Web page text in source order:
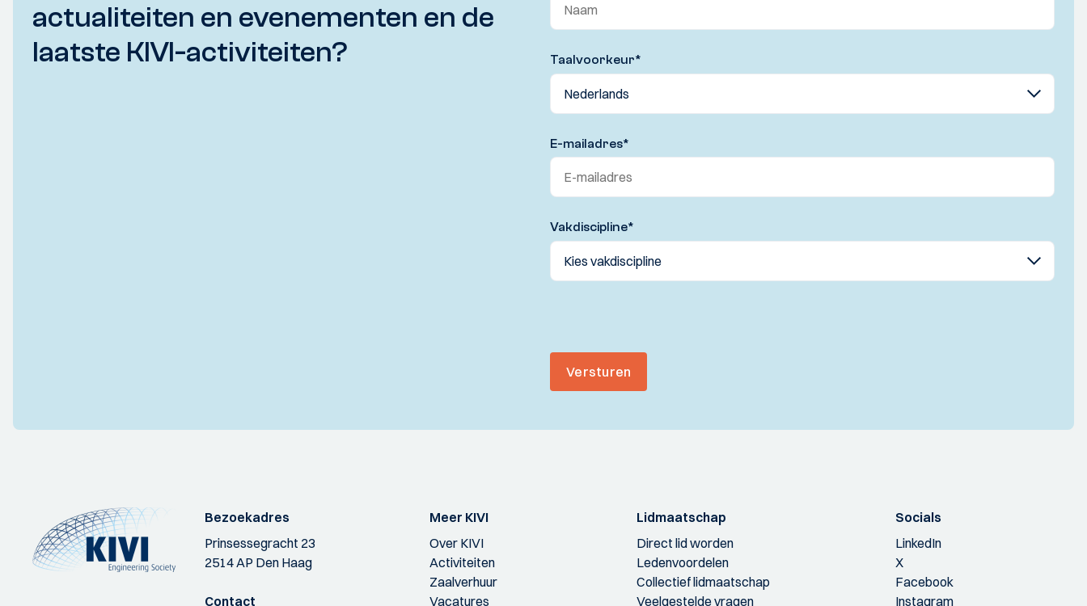
actualiteiten en evenementen en de
laatste KIVI-activiteiten?
Taalvoorkeur*
E-mailadres*
Vakdiscipline*
Versturen
Bezoekadres
Prinsessegracht 23
2514 AP Den Haag
Contact
Meer KIVI
Over KIVI
Activiteiten
Zaalverhuur
Vacatures
Lidmaatschap
Direct lid worden
Ledenvoordelen
Collectief lidmaatschap
Veelgestelde vragen
Socials
LinkedIn
X
Facebook
Instagram